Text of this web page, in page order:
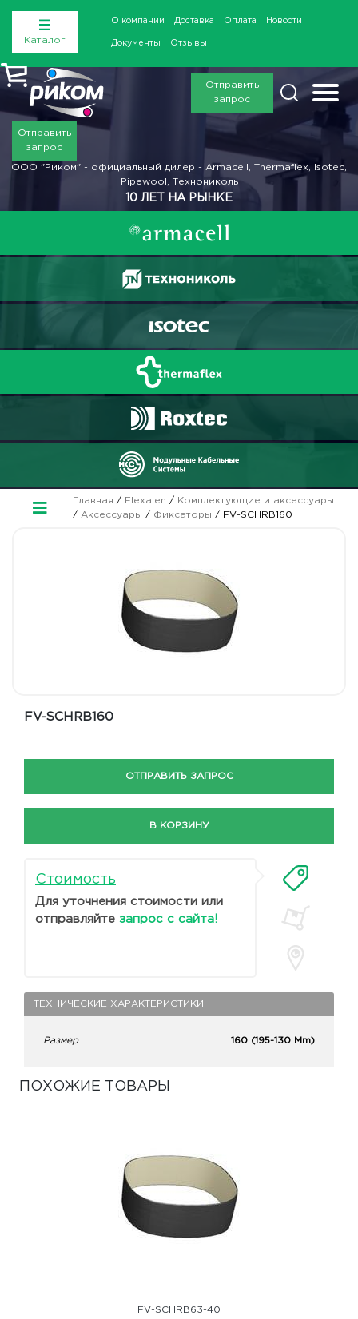
Каталог
О компании Доставка Оплата Новости
Документы Отзывы
Отправить
запрос
Отправить
запрос
ООО "Риком" - официальный дилер - Armacell, Thermaflex, Isotec,
Pipewool, Технониколь
10 ЛЕТ НА РЫНКЕ
Главная / Flexalen / Комплектующие и аксессуары
/ Аксессуары / Фиксаторы / FV-SCHRB160
FV-SCHRB160
ОТПРАВИТЬ ЗАПРОС
В КОРЗИНУ
Стоимость
Для уточнения стоимости или
отправляйте запрос с сайта!
ТЕХНИЧЕСКИЕ ХАРАКТЕРИСТИКИ
Размер 160 (195-130 Mm)
ПОХОЖИЕ ТОВАРЫ
FV-SCHRB63-40